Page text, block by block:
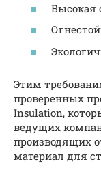
Высокая
Этим
проверенных
Insulation,
ведущих
производящих
материал для